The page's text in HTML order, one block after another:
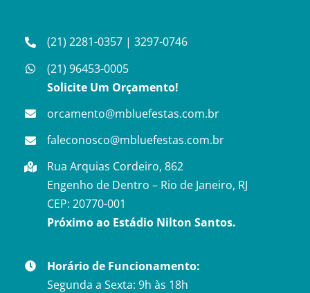
(21) 2281-0357 |3297-0746
(21) 96453-0005
Solicite Um Orçamento!
orcamento@mbluefestas.com.br
faleconosco@mbluefestas.com.br
Rua Arquias Cordeiro, 862
Engenho de Dentro – Rio de Janeiro, RJ
CEP: 20770-001
Próximo ao Estádio Nilton Santos.
Horário de Funcionamento:
Segunda a Sexta: 9h às 18h